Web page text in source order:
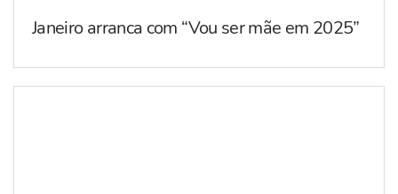
Janeiro arranca com “Vou ser mãe em 2025”